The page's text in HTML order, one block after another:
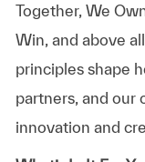
Together, We
Win, and above
principles shape
partners, and our
innovation and